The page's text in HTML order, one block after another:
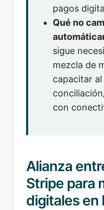
pagos
Qué no
sigue
mezcla de
capacitar
con
Alianza
Stripe para
digitales en